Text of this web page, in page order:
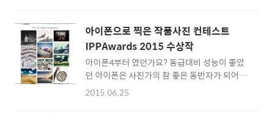
하시는 분들에게 매우 좋은 소식입니다. 구글
(Google)이 얼마나 통이 큰지 보여주는 좋은 사
례인 것 같습니다...
한 과정을 간단하게 정리해봅니다. 소니
A7(ILCE-7), A7R(ILCE-7R), A7S(ILCE-7S)
미러리스 카메라 펌웨어 업데이트 정보는 아래
의 사이트에서 확인해볼 수 있습니다. 윈도우와
맥(Mac) 모두 지원해주고 있네요. :: 소니 미러
리스 A7, A7R, A7S 펌웨어 정보 보러가기 :: 펌
아이폰으로 찍은 작품사진 컨테스트
IPPAwards 2015 수상작
아이폰4부터 였던가요? 동급대비 성능이 좋았
던 아이폰은 사진가의 참 좋은 동반자가 되어온
것 같습니다. DSLR/미러리스 카메라의 화질이
2015.06.25